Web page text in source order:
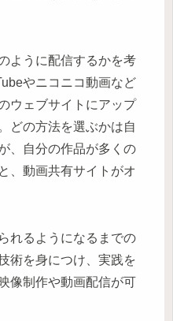
ように配信するかを考
やニコニコ動画など
ウェブサイトにアップ
どの方法を選ぶかは自
、自分の作品が多くの
、動画共有サイトがオ
れるようになるまでの
術を身につけ、実践を
像制作や動画配信が可